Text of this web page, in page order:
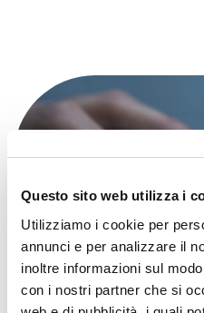
Questo sito web utilizza i
Utilizziamo i cookie per
annunci e per analizzare il
inoltre informazioni sul
con i nostri partner che si